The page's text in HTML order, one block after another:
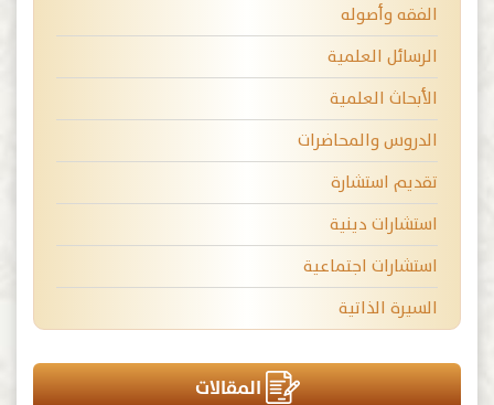
الفقه وأصوله
الرسائل العلمية
الأبحاث العلمية
الدروس والمحاضرات
تقديم استشارة
استشارات دينية
استشارات اجتماعية
السيرة الذاتية
المقالات